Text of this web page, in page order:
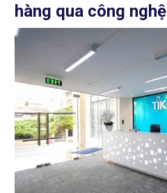
hàng qua công nghệ